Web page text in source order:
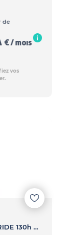
de
€ / mois
vos
130h 2WD Design - YARIS CROSS HYBRIDE 130h 2WD Design